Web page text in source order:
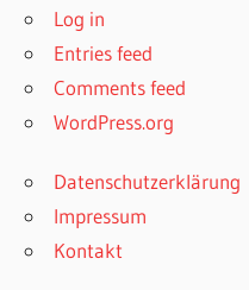
Log in
Entries feed
Comments feed
WordPress.org
Datenschutzerklärung
Impressum
Kontakt